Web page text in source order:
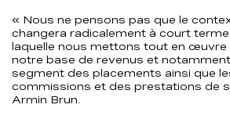
« Nous ne pensons pas que le
changera radicalement à court
laquelle nous mettons tout en œuvre
notre base de revenus et
segment des placements ainsi que
commissions et des prestations de
Armin Brun.